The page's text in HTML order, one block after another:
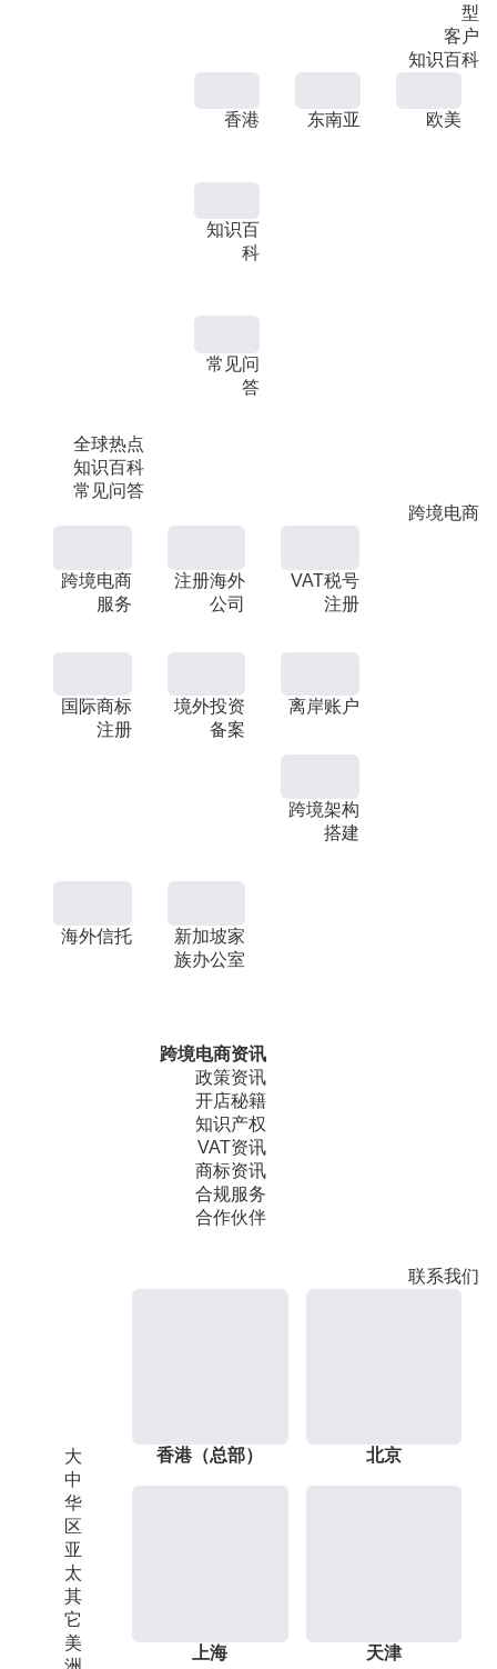
型
客户
知识百科
全球热点
知识百科
常见问答
香港 东南亚 欧美
知识百
科
常见问
答
跨境电商
跨境电商
服务
注册海外
公司
VAT税号
注册
国际商标
注册
境外投资
备案
离岸账户
跨境架构
搭建
海外信托
新加坡家
族办公室
跨境电商资讯
政策资讯
开店秘籍
知识产权
VAT资讯
商标资讯
合规服务
合作伙伴
联系我们
大
中
华
区
亚
太
其
它
美
香港（总部） 北京
上海 天津